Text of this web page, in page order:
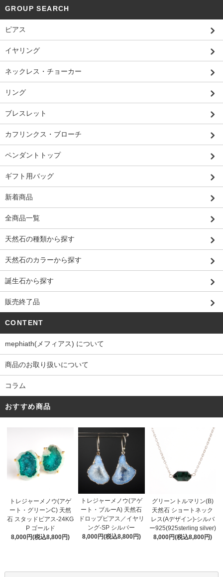
GROUP SEARCH
ピアス
イヤリング
ネックレス・チョーカー
リング
ブレスレット
カフリンクス・ブローチ
ペンダントトップ
ギフト用バッグ
新着商品
全商品一覧
天然石の種類から探す
天然石のカラーから探す
誕生石から探す
販売終了品
CONTENT
mephiath(メフィアス) について
商品のお取り扱いについて
コラム
おすすめ商品
トレジャーメノウ(アゲ
ート・グリーンC) 天然
石 スタッドピアス-24KG
P ゴールド
8,000円(税込8,800円)
トレジャーメノウ(アゲ
ート・ブルーA) 天然石
ドロップピアス／イヤリ
ング-SP シルバー
8,000円(税込8,800円)
グリーントルマリン(B)
天然石 ショートネック
レス(Aデザイン)-シルバ
ー925(925sterling silver)
8,000円(税込8,800円)